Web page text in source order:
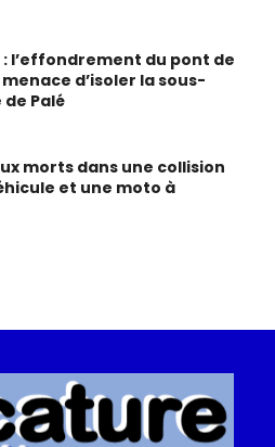
: l’effondrement du pont de
d’isoler la sous-
Palé
morts dans une collision
et une moto à